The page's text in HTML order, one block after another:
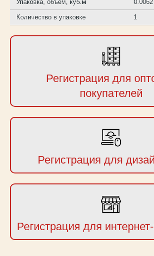
Упаковка, объем, куб.м 0.0062
Количество в упаковке 1
Регистрация для
покупателей
Регистрация для
Регистрация для